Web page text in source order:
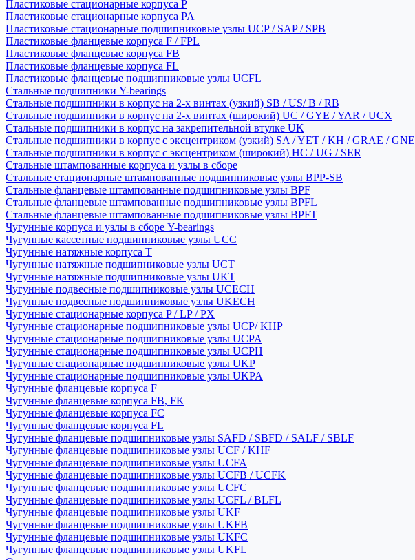
Пластиковые стационарные корпуса P
Пластиковые стационарные корпуса PA
Пластиковые стационарные подшипниковые узлы UCP / SAP / SPB
Пластиковые фланцевые корпуса F / FPL
Пластиковые фланцевые корпуса FB
Пластиковые фланцевые корпуса FL
Пластиковые фланцевые подшипниковые узлы UCFL
Стальные подшипники Y-bearings
Стальные подшипники в корпус на 2-х винтах (узкий) SB / US/ B / RB
Стальные подшипники в корпус на 2-х винтах (широкий) UC / GYE / YAR / UCX
Стальные подшипники в корпус на закрепительной втулке UK
Стальные подшипники в корпус с эксцентриком (узкий) SA / YET / KH / GRAE / GNE
Стальные подшипники в корпус с эксцентриком (широкий) HC / UG / SER
Стальные штампованные корпуса и узлы в сборе
Стальные стационарные штампованные подшипниковые узлы BPP-SB
Стальные фланцевые штампованные подшипниковые узлы BPF
Стальные фланцевые штампованные подшипниковые узлы BPFL
Стальные фланцевые штампованные подшипниковые узлы BPFT
Чугунные корпуса и узлы в сборе Y-bearings
Чугунные кассетные подшипниковые узлы UCC
Чугунные натяжные корпуса T
Чугунные натяжные подшипниковые узлы UCT
Чугунные натяжные подшипниковые узлы UKT
Чугунные подвесные подшипниковые узлы UCECH
Чугунные подвесные подшипниковые узлы UKECH
Чугунные стационарные корпуса P / LP / PX
Чугунные стационарные подшипниковые узлы UCP/ KHP
Чугунные стационарные подшипниковые узлы UCPA
Чугунные стационарные подшипниковые узлы UCPH
Чугунные стационарные подшипниковые узлы UKP
Чугунные стационарные подшипниковые узлы UKPA
Чугунные фланцевые корпуса F
Чугунные фланцевые корпуса FB, FK
Чугунные фланцевые корпуса FC
Чугунные фланцевые корпуса FL
Чугунные фланцевые подшипниковые узлы SAFD / SBFD / SALF / SBLF
Чугунные фланцевые подшипниковые узлы UCF / KHF
Чугунные фланцевые подшипниковые узлы UCFA
Чугунные фланцевые подшипниковые узлы UCFB / UCFK
Чугунные фланцевые подшипниковые узлы UCFC
Чугунные фланцевые подшипниковые узлы UCFL / BLFL
Чугунные фланцевые подшипниковые узлы UKF
Чугунные фланцевые подшипниковые узлы UKFB
Чугунные фланцевые подшипниковые узлы UKFC
Чугунные фланцевые подшипниковые узлы UKFL